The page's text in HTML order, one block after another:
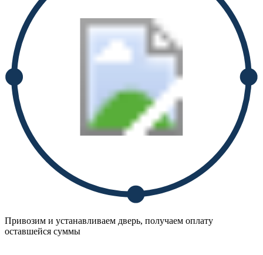
Привозим и устанавливаем дверь, получаем оплату
оставшейся суммы